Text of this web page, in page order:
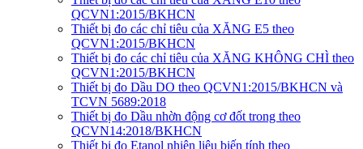
QCVN1:2015/BKHCN
Thiết bị đo các chỉ tiêu của XĂNG E5 theo
QCVN1:2015/BKHCN
Thiết bị đo các chỉ tiêu của XĂNG KHÔNG CHÌ theo
QCVN1:2015/BKHCN
Thiết bị đo Dầu DO theo QCVN1:2015/BKHCN và
TCVN 5689:2018
Thiết bị đo Dầu nhờn động cơ đốt trong theo
QCVN14:2018/BKHCN
Thiết bị đo Etanol nhiên liệu biến tính theo